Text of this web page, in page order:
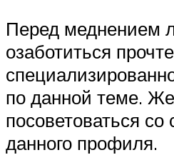
Перед меднением
озаботиться
по данной теме.
посоветоваться
данного профиля.